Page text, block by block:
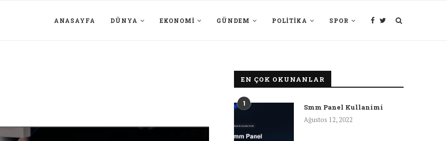
ANASAYFA DÜNYA EKONOMI GÜNDEM POLITIKA SPOR
EN ÇOK OKUNANLAR
1
Smm Panel Kullanimi
Ağustos 12, 2022